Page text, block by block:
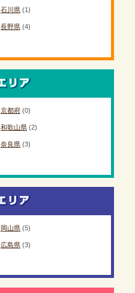
石川県(1)
長野県(4)
京都府(0)
和歌山県(2)
奈良県(3)
岡山県(5)
広島県(3)